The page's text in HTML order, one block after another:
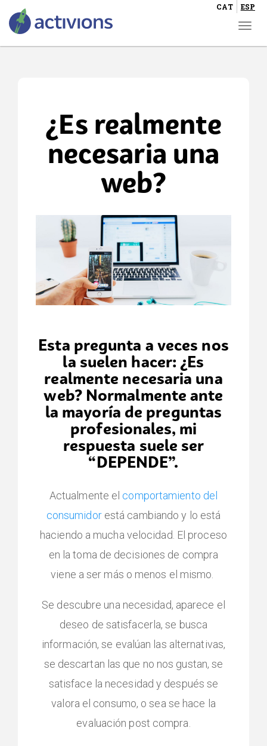
CAT ESP
¿Es realmente
necesaria una
web?
Esta pregunta a veces nos
la suelen hacer: ¿Es
realmente necesaria una
web? Normalmente ante
la mayoría de preguntas
profesionales, mi
respuesta suele ser
“DEPENDE”.
Actualmente el comportamiento del
consumidorestá cambiando y lo está
haciendo a mucha velocidad. El proceso
en la toma de decisiones de compra
viene a ser más o menos el mismo.
Se descubre una necesidad, aparece el
deseo de satisfacerla, se busca
información, se evalúan las alternativas,
se descartan las que no nos gustan, se
satisface la necesidad y después se
valora el consumo, o sea se hace la
evaluación post compra.